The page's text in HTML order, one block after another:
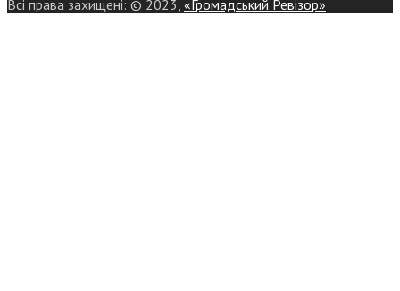
Всі права захищені: © 2023, «Громадський Ревізор»